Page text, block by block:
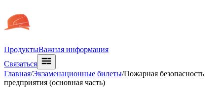
ПродуктыВажная информация
Связаться
Главная/Экзаменационные билеты/Пожарная безопасность
предприятия (основная часть)